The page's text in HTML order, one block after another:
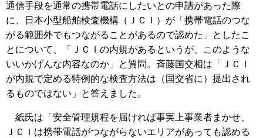
通信手段を通常の携帯電話にしたいとの申請があった際
に、日本小型船舶検査機構（ＪＣＩ）が「携帯電話のつな
がる範囲外でもつながることがあるので認めた」としたこ
とについて、「ＪＣＩの内規があるというが、このような
いいかげんな内容なのか」と質問。斉藤国交相は「ＪＣＩ
が内規で定める特例的な検査方法は（国交省に）提出され
るものではない」と答えました。
紙氏は「安全管理規程を届ければ事実上事業者まかせ、
ＪＣＩは携帯電話がつながらないエリアがあっても認める